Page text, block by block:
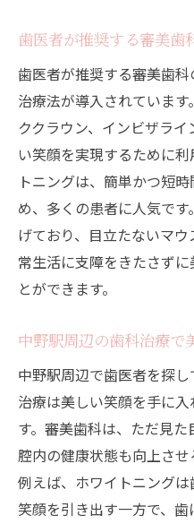
ホワイトニング
中野駅のRIデン
ニングの特徴
患者が語るホワ
最新のホワイト
ローチ
歯医者が提供す
トニング
健康を守りなが
中野駅近くで見つけ
笑顔の秘密
患者が語る自信
審美歯科が提供
歯医者のカスタ
中野駅の歯科医
オーバー
歯医者が推奨する審美歯
歯医者が推奨する審美歯
治療法が導入されていま
ククラウン、インビザラ
い笑顔を実現するために
トニングは、簡単かつ短
め、多くの患者に人気で
げており、目立たないマ
常生活に支障をきたさず
とができます。
中野駅周辺の歯科治療で
中野駅周辺で歯医者を探
治療は美しい笑顔を手に
す。審美歯科は、ただ見
腔内の健康状態も向上させ
例えば、ホワイトニング
笑顔を引き出す一方で、